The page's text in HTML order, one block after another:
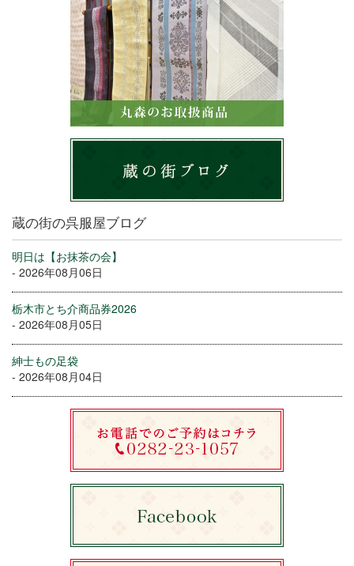
蔵の街の呉服屋ブログ
明日は【お抹茶の会】
- 2026年08月06日
栃木市とち介商品券2026
- 2026年08月05日
紳士もの足袋
- 2026年08月04日